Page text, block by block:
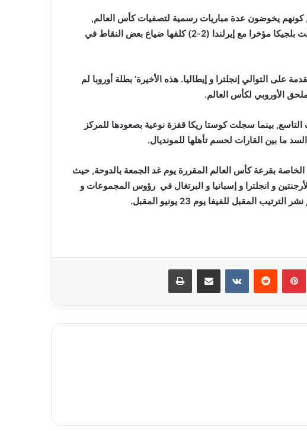
كونهم يخوضون عدة مباريات رسمية لتصفيات كأس العالم,
مقارنة بالبلجيكيين الذين يلعبون مباريات ودية. و تعادلت بلجيكا مؤخرا مع إيرلندا (2-2) كلفها ضياع بعض النقاط في
على التوالي إنجلترا و إيطاليا. هذه الأخيرة’ بطلة أوروبا لم
بينما سجلت كوستا ريكا قفزة نوعية بصعودها للمركز
مارس لتحديد الأوعية الخاصة بقرعة كأس العالم المقررة يوم غد الجمعة بالدوحة, حيث
و انجلترا و إسبانيا و البرتغال في رؤوس المجموعات و
المقبل للفيفا يوم 23 يونيو المقبل.
بينتيريست مشاركة عبر البريد